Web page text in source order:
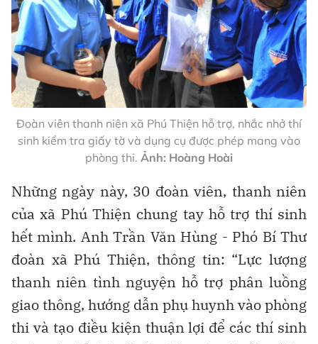
Đoàn viên thanh niên xã Phú Thiện hỗ trợ, nhắc nhở thí
sinh kiểm tra giấy tờ và dụng cụ được phép mang vào
phòng thi. Ảnh: Hoàng Hoài
Những ngày này, 30 đoàn viên, thanh niên
của xã Phú Thiện chung tay hỗ trợ thí sinh
hết mình. Anh Trần Văn Hùng - Phó Bí Thư
đoàn xã Phú Thiện, thông tin: “Lực lượng
thanh niên tình nguyện hỗ trợ phân luồng
giao thông, hướng dẫn phụ huynh vào phòng
thi và tạo điều kiện thuận lợi để các thí sinh